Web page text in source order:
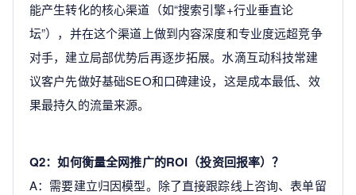
能产生转化的核心渠道（如“搜索引擎+行业垂直论
坛”），并在这个渠道上做到内容深度和专业度远超竞争
对手，建立局部优势后再逐步拓展。水滴互动科技常建
议客户先做好基础SEO和口碑建设，这是成本最低、效
果最持久的流量来源。
Q2：如何衡量全网推广的ROI（投资回报率）？
A：需要建立归因模型。除了直接跟踪线上咨询、表单留